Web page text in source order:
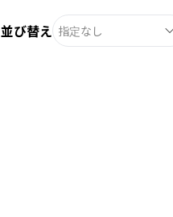
並び替え 指定なし